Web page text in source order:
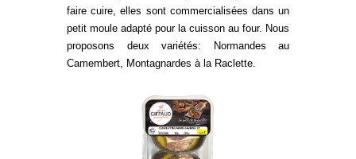
faire cuire, elles sont commercialisées dans un
petit moule adapté pour la cuisson au four. Nous
proposons deux variétés: Normandes au
Camembert, Montagnardes à la Raclette.